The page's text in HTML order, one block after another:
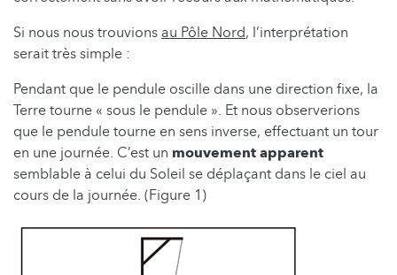
Si nous nous trouvions au Pôle Nord, l’interprétation
serait très simple :
Pendant que le pendule oscille dans une direction fixe, la
Terre tourne « sous le pendule ». Et nous observerions
que le pendule tourne en sens inverse, effectuant un tour
en une journée. C’est un mouvement apparent
semblable à celui du Soleil se déplaçant dans le ciel au
cours de la journée. (Figure 1)